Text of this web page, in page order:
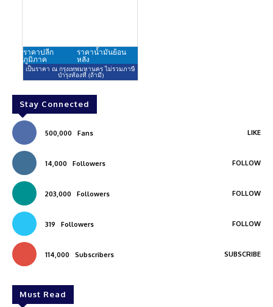
Stay Connected
500,000 Fans LIKE
14,000 Followers FOLLOW
203,000 Followers FOLLOW
319 Followers FOLLOW
114,000 Subscribers SUBSCRIBE
Must Read